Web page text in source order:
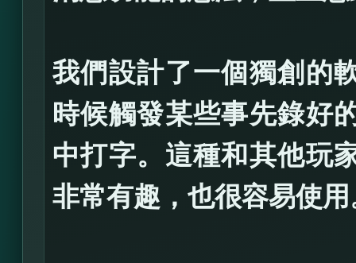
我們設計了一個獨創的
時候觸發某些事先錄好
中打字。這種和其他玩
非常有趣，也很容易使用